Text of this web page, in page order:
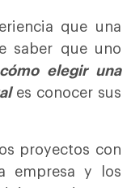
que una
saber que uno
cómo elegir una
es conocer sus
proyectos con
empresa y los